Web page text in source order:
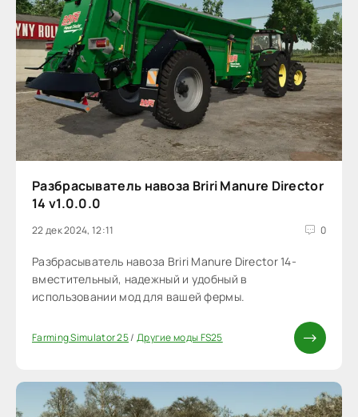
Разбрасыватель навоза Briri Manure Director
14 v1.0.0.0
22 дек 2024, 12:11 0
Разбрасыватель навоза Briri Manure Director 14-
вместительный, надежный и удобный в
использовании мод для вашей фермы.
Farming Simulator 25/ Другие моды FS25